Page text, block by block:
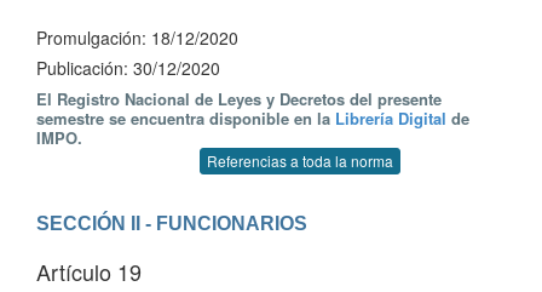
Promulgación: 18/12/2020
Publicación: 30/12/2020
El Registro Nacional de Leyes y Decretos del presente
semestre se encuentra disponible en la Librería Digital de
IMPO.
Referencias a toda la norma
SECCIÓN II - FUNCIONARIOS
Artículo 19